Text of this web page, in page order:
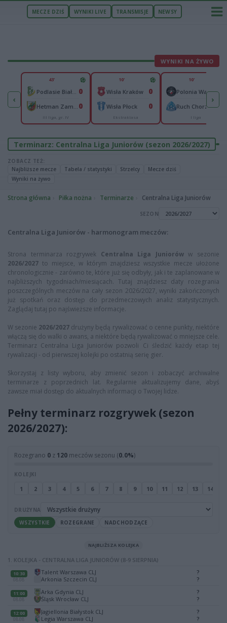
MECZE DZIŚ WYNIKI LIVE TRANSMISJE NEWSY
WYNIKI NA ŻYWO
‹
2
2
43'
0
0
III liga, gr. IV
10'
Wisła Kraków 0
Wisła Płock 0
Ekstraklasa
10'
Polonia Warszawa0
Ruch Chorzów 0
I liga
›
Terminarz: Centralna Liga Juniorów (sezon 2026/2027)
ZOBACZ TEŻ:
Najbliższe mecze
Tabela / statystyki Strzelcy
Mecze dziś
Wyniki na żywo
Strona główna Piłka nożna Terminarze Centralna Liga Juniorów
SEZON
Centralna Liga Juniorów - harmonogram meczów:
Strona terminarza rozgrywek Centralna Liga Junioróww sezonie
2026/2027 to miejsce, w którym znajdziesz wszystkie mecze ułożone
chronologicznie - zarówno te, które już się odbyły, jak i te zaplanowane w
najbliższych tygodniach/miesiącach. Tutaj znajdziesz daty rozegrania
poszczególnych meczów na cały sezon 2026/2027, wyniki zakończonych
już spotkań oraz dostęp do przedmeczowych analiz statystycznych.
Zaglądaj tutaj po najświeższe informacje.
W sezonie 2026/2027 drużyny będą rywalizować o cenne punkty, niektóre
włączą się do walki o awans, a niektóre będą rywalizować o mniejsze cele.
Terminarz Centralna Liga Juniorów pozwoli Ci śledzić każdy etap tej
rywalizacji - od pierwszej kolejki po ostatnią serię gier.
Skorzystaj z listy wyboru, aby zmienić sezon i zobaczyć archiwalne
terminarze z poprzednich lat. Regularnie aktualizujemy dane, abyś
zawsze miał dostęp do aktualnych informacji o Twojej lidze.
Pełny terminarz rozgrywek (sezon
2026/2027):
Rozegrano 0 z 120 meczów sezonu (0.0%)
KOLEJKI
1 2 3 4 5 6 7 8 9 10 11 12 13 14
DRUŻYNA
WSZYSTKIE
ROZEGRANE NADCHODZĄCE
NAJBLIŻSZA KOLEJKA
1. KOLEJKA - CENTRALNA LIGA JUNIORÓW (8-9 SIERPNIA)
10:30
08.08
Talent Warszawa CLJ
Arkonia Szczecin CLJ
?
?
11:00
08.08
Arka Gdynia CLJ
Śląsk Wrocław CLJ
?
?
12:00
08.08
Jagiellonia Białystok CLJ
Legia Warszawa CLJ
?
?